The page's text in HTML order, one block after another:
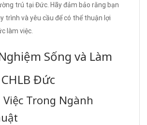
trú tại Đức. Hãy đảm bảo rằng bạn
trình và yêu cầu để có thể thuận lợi
làm việc.
Sống và Làm
Đức
Việc Trong Ngành